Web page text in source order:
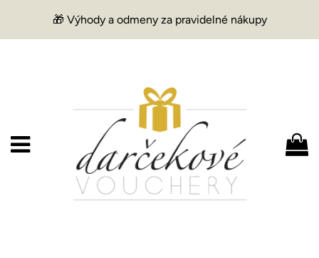
🎁 Výhody a odmeny za pravidelné nákupy
Menu